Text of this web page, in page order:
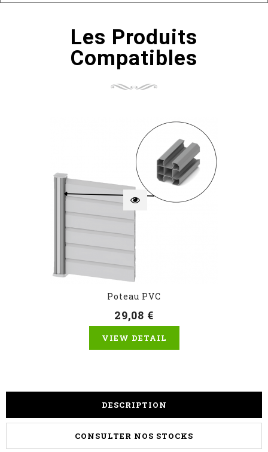
Les Produits
Compatibles
Poteau PVC
29,08 €
VIEW DETAIL
DESCRIPTION
CONSULTER NOS STOCKS